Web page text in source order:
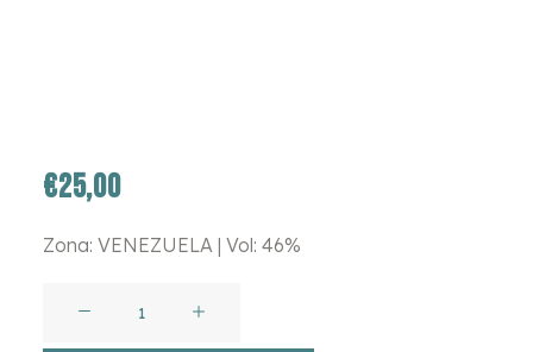
€25,00
Zona: VENEZUELA | Vol: 46%